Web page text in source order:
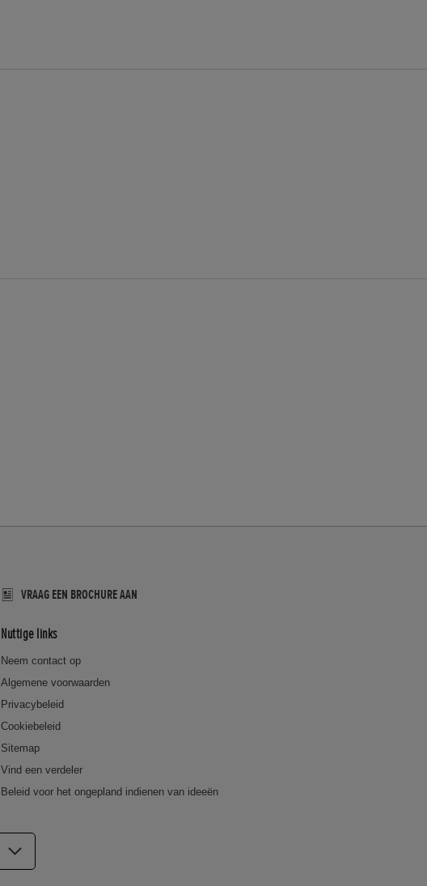
VRAAG EEN BROCHURE AAN
Nuttige links
Neem contact op
Algemene voorwaarden
Privacybeleid
Cookiebeleid
Sitemap
Vind een verdeler
Beleid voor het ongepland indienen van ideeën